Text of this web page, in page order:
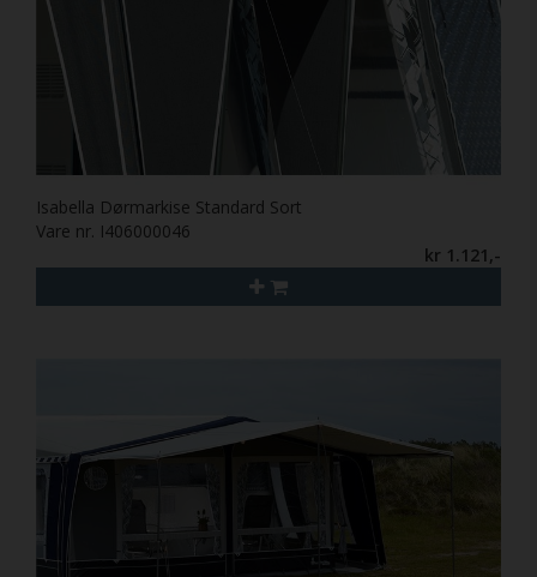
Isabella Dørmarkise Standard Sort
Vare nr. I406000046
kr 1.121,-